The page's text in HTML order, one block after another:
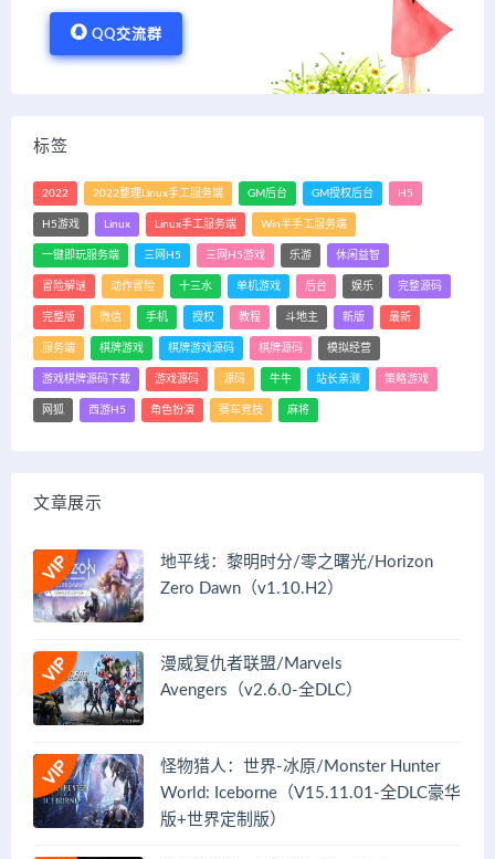
QQ交流群
标签
2022 2022整理Linux手工服务端 GM后台 GM授权后台 H5
H5游戏 Linux Linux手工服务端 Win半手工服务端
一键即玩服务端 三网H5 三网H5游戏 乐游 休闲益智
冒险解谜 动作冒险 十三水 单机游戏 后台 娱乐 完整源码
完整版 微信 手机 授权 教程 斗地主 新版 最新
服务端 棋牌游戏 棋牌游戏源码 棋牌源码 模拟经营
游戏棋牌源码下载 游戏源码 源码 牛牛 站长亲测 策略游戏
网狐 西游H5 角色扮演 赛车竞技 麻将
文章展示
地平线：黎明时分/零之曙光/Horizon
Zero Dawn（v1.10.H2）
漫威复仇者联盟/Marvels
Avengers（v2.6.0-全DLC）
怪物猎人：世界-冰原/Monster Hunter
World: Iceborne（V15.11.01-全DLC豪华
版+世界定制版）